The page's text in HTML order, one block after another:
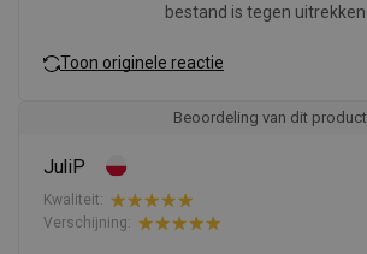
bestand is tegen uitrekken
Toon originele reactie
Beoordeling van dit product
JuliP
Kwaliteit:
Verschijning: